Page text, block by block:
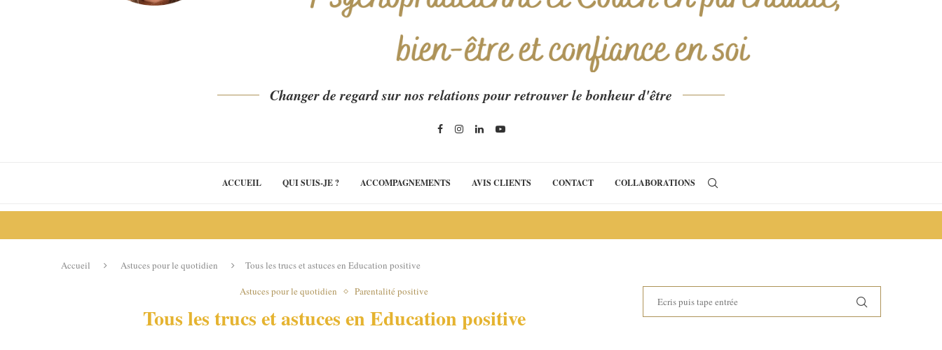
Changer de regard sur nos relations pour retrouver le bonheur d'être
ACCUEIL QUI SUIS-JE ? ACCOMPAGNEMENTS AVIS CLIENTS CONTACT COLLABORATIONS
Accueil Astuces pour le quotidien Tous les trucs et astuces en Education positive
Astuces pour le quotidien Parentalité positive
Tous les trucs et astuces en Education positive